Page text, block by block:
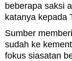
beberapa saksi
katanya kepada
Sumber
sudah ke
fokus siasatan